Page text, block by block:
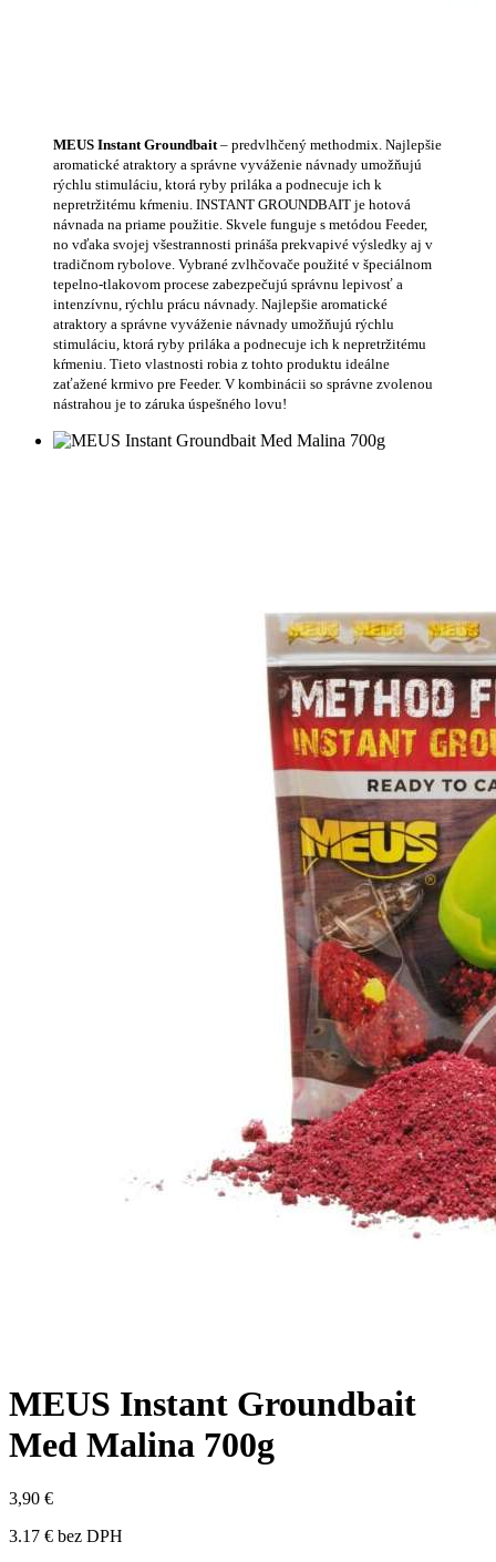
MEUS Instant Groundbait– predvlhčený methodmix. Najlepšie
aromatické atraktory a správne vyváženie návnady umožňujú
rýchlu stimuláciu, ktorá ryby priláka a podnecuje ich k
nepretržitému kŕmeniu. INSTANT GROUNDBAIT je hotová
návnada na priame použitie. Skvele funguje s metódou Feeder,
no vďaka svojej všestrannosti prináša prekvapivé výsledky aj v
tradičnom rybolove. Vybrané zvlhčovače použité v špeciálnom
tepelno-tlakovom procese zabezpečujú správnu lepivosť a
intenzívnu, rýchlu prácu návnady. Najlepšie aromatické
atraktory a správne vyváženie návnady umožňujú rýchlu
stimuláciu, ktorá ryby priláka a podnecuje ich k nepretržitému
kŕmeniu. Tieto vlastnosti robia z tohto produktu ideálne
zaťažené krmivo pre Feeder. V kombinácii so správne zvolenou
nástrahou je to záruka úspešného lovu!
MEUS Instant Groundbait
Med Malina 700g
3,90 €
3.17 € bez DPH